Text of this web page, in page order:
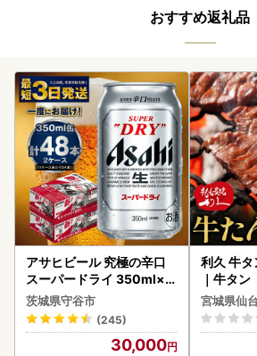
おすすめ返礼品
アサヒビール 究極の辛口
スーパードライ 350ml×4
8本 ビール
茨城県守谷市
(245)
30,000
利久 牛
｜牛タン
宮城県仙